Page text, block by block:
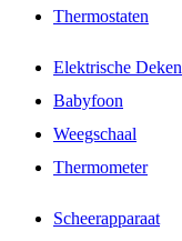
Thermostaten
Elektrische Deken
Babyfoon
Weegschaal
Thermometer
Scheerapparaat